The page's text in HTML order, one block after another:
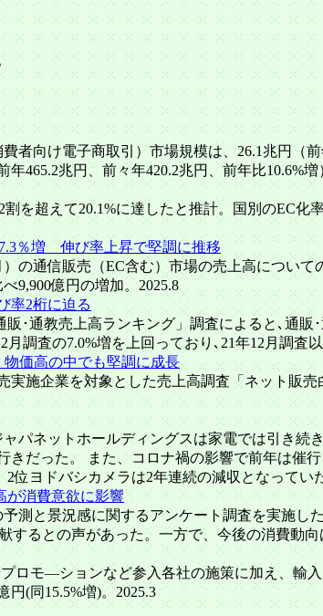
者向け電子商取引）市場規模は、26.1兆円（
465.2兆円、前々年420.2兆円、前年比10.6%
を超えて20.1%に達したと推計。国別のEC化
％増 伸び率上昇で堅調に推移
の通信販売（EC含む）市場の売上高につい
9,900億円の増加。2025.8
率2桁に迫る
･通教売上高ランキング」調査によると､通
調査の7.0%増を上回っており､21年12月調査
価高の中でも堅調に成長
施企業を対象とした売上高調査「ネット販
パネットホールディングスは家電では引き
だった。 また、コロナ禍の影響で前年は催
ヨドバシカメラは2年連続の減収となってい
消費意欲に影響
測と景況感に関するアンケート調査を実施し
るとの声があった。一方で、今後の消費動
ロモ―ションなど参入各社の施策に加え、輸
(同15.5%増)。2025.3